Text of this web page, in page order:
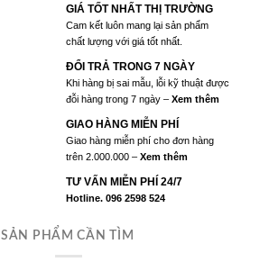
GIÁ TỐT NHẤT THỊ TRƯỜNG
Cam kết luôn mang lại sản phẩm
chất lượng với giá tốt nhất.
ĐỔI TRẢ TRONG 7 NGÀY
Khi hàng bị sai mẫu, lỗi kỹ thuật được
đỗi hàng trong 7 ngày – Xem thêm
GIAO HÀNG MIỄN PHÍ
Giao hàng miễn phí cho đơn hàng
trên 2.000.000 – Xem thêm
TƯ VẤN MIỄN PHÍ 24/7
Hotline. 096 2598 524
SẢN PHẨM CẦN TÌM